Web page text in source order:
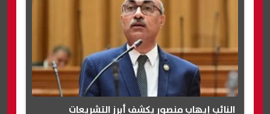
النائب إيهاب منصور يكشف أبرز التشريعات